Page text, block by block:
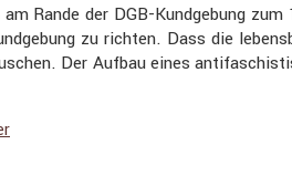
Rande der DGB-Kundge­bung zum
zu richten. Dass die
Der Aufbau eines